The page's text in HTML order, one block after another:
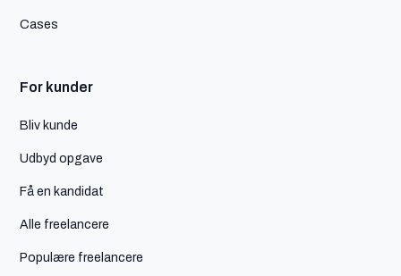
Cases
For kunder
Bliv kunde
Udbyd opgave
Få en kandidat
Alle freelancere
Populære freelancere